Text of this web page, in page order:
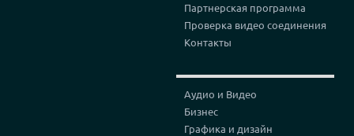
Партнерская программа
Проверка видео соединения
Контакты
Аудио и Видео
Бизнес
Графика и дизайн